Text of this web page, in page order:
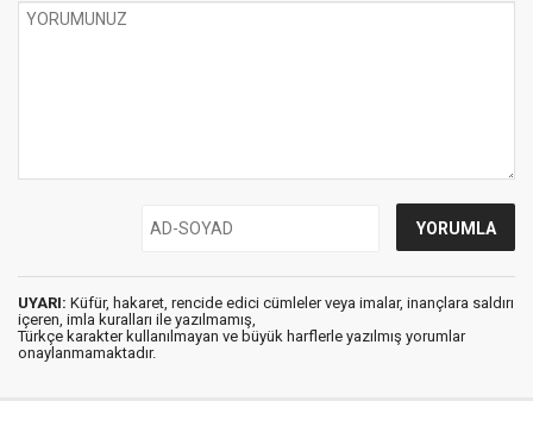
UYARI: Küfür, hakaret, rencide edici cümleler veya imalar, inançlara saldırı
içeren, imla kuralları ile yazılmamış,
Türkçe karakter kullanılmayan ve büyük harflerle yazılmış yorumlar
onaylanmamaktadır.